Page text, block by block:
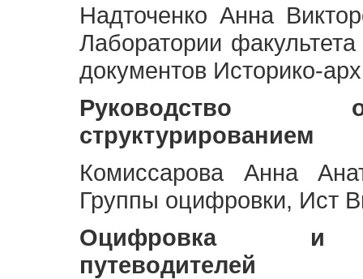
Надточенко Анна
Лаборатории
документов Историко-
Руководство
структурированием
Комиссарова Анна
Группы оцифровки, Ист
Оцифровка и
путеводителей